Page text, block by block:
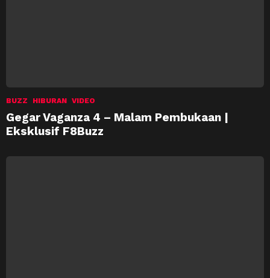
BUZZ HIBURAN VIDEO
Gegar Vaganza 4 – Malam Pembukaan |
Eksklusif F8Buzz